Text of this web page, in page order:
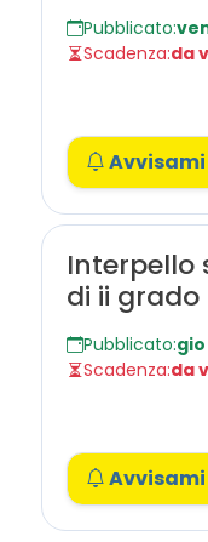
Pubblicato:
Scadenza:da
Avvisami
Interpello
di ii grado
Pubblicato:gio
Scadenza:da
Avvisami